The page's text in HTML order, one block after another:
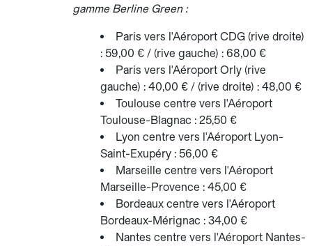
gamme Berline Green :
Paris vers l'Aéroport CDG (rive droite)
: 59,00 € / (rive gauche) : 68,00 €
Paris vers l'Aéroport Orly (rive
gauche) : 40,00 € / (rive droite) : 48,00 €
Toulouse centre vers l'Aéroport
Toulouse-Blagnac : 25,50 €
Lyon centre vers l'Aéroport Lyon-
Saint-Exupéry : 56,00 €
Marseille centre vers l'Aéroport
Marseille-Provence : 45,00 €
Bordeaux centre vers l'Aéroport
Bordeaux-Mérignac : 34,00 €
Nantes centre vers l'Aéroport Nantes-